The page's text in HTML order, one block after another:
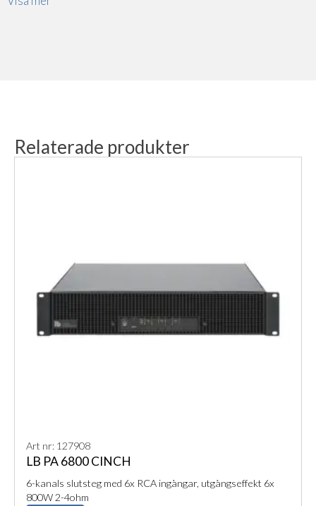
Relaterade produkter
Art nr: 127908
LB PA 6800 CINCH
6-kanals slutsteg med 6x RCA ingångar, utgångseffekt 6x
800W 2-4ohm